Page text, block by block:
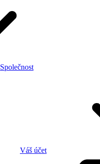
Společnost
Váš účet